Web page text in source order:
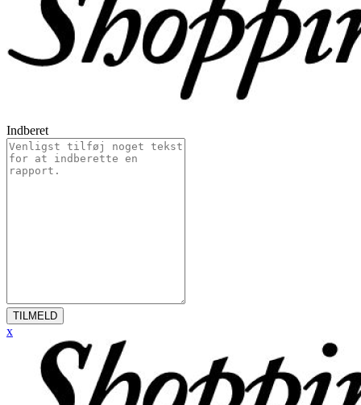
Indberet
TILMELD
x